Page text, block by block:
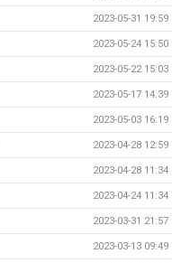
2023-05-31 19:59
2023-05-24 15:50
2023-05-22 15:03
2023-05-17 14:39
2023-05-03 16:19
2023-04-28 12:59
2023-04-28 11:34
2023-04-24 11:34
2023-03-31 21:57
2023-03-13 09:49